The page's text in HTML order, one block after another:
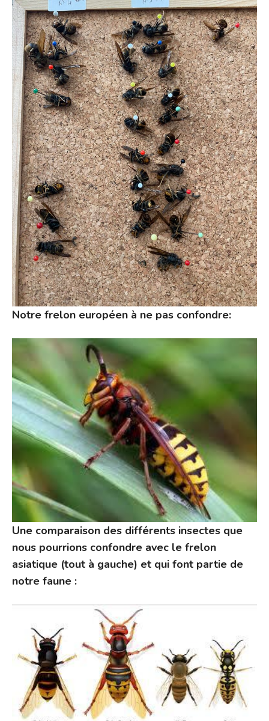
Notre frelon européen à ne pas confondre:
Une comparaison des différents insectes que
nous pourrions confondre avec le frelon
asiatique (tout à gauche) et qui font partie de
notre faune :